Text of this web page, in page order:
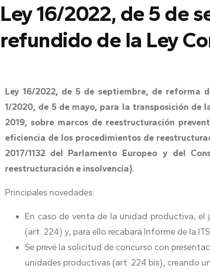
Ley 16/2022, de 5 de
refundido de la Ley
Ley 16/2022, de 5 de septiembre, de reforma
1/2020, de 5 de mayo, para la transposición de
2019, sobre marcos de reestructuración
eficiencia de los procedimientos de
2017/1132 del Parlamento Europeo y del
reestructuración e insolvencia).
Principales novedades:
En caso de venta de la unidad productiva, el
(art. 224) y, para ello recabará Informe de la
Se prevé la solicitud de concurso con
unidades productivas (art. 224 bis), creando